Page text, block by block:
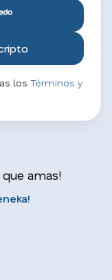
los Términos y
amas!